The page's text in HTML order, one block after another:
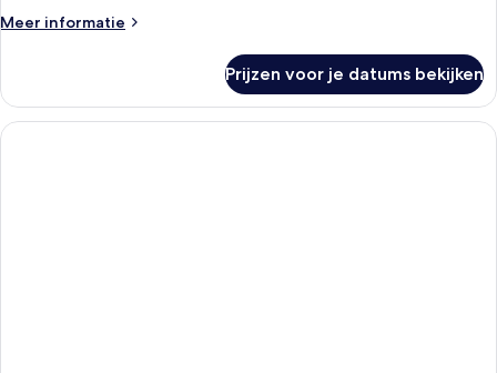
Meer informatie
Meer
Prijzen voor je datums bekijken